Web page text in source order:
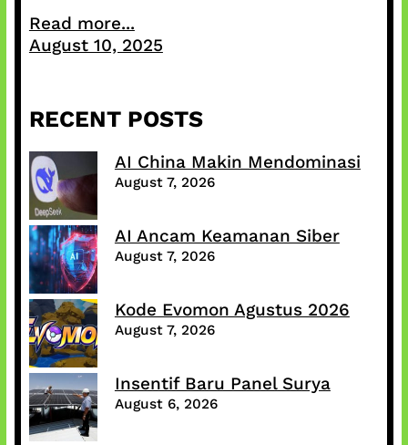
Read more...
August 10, 2025
RECENT POSTS
AI China Makin Mendominasi
August 7, 2026
AI Ancam Keamanan Siber
August 7, 2026
Kode Evomon Agustus 2026
August 7, 2026
Insentif Baru Panel Surya
August 6, 2026